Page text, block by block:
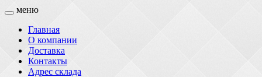
меню
Главная
О компании
Доставка
Контакты
Адрес склада